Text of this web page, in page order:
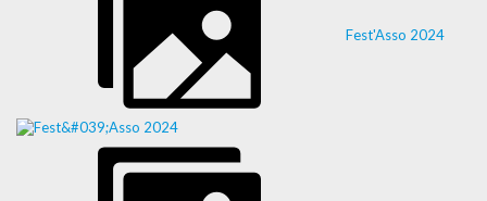
Fest'Asso 2024